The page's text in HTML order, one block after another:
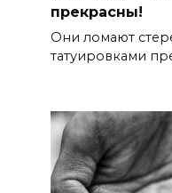
прекрасны!
Они ломают
татуировками